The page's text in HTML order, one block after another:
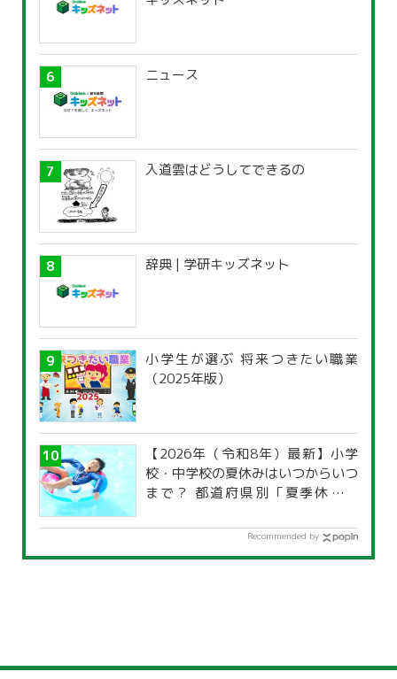
ニュース
入道雲はどうしてできるの
辞典 | 学研キッズネット
小学生が選ぶ 将来つきたい職業
（2025年版）
【2026年（令和8年）最新】小学
校・中学校の夏休みはいつからいつ
まで？ 都道府県別「夏季休暇一
Recommended by